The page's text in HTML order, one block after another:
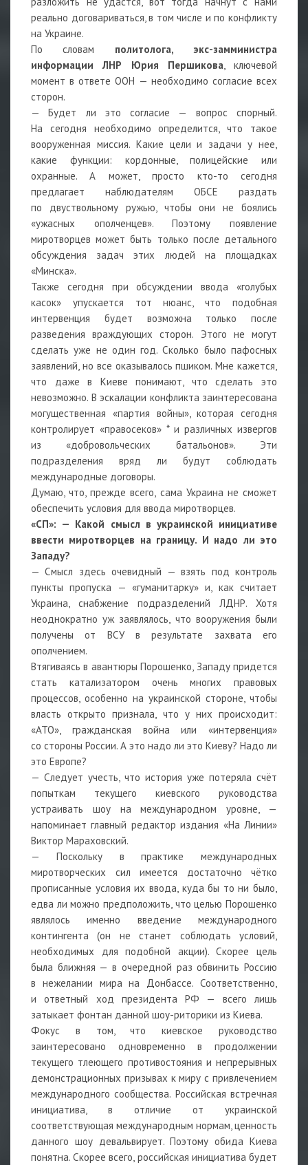
реально договариваться, в том числе и по конфликту
на Украине.
По словам политолога, экс-замминистра
информации ЛНР Юрия Першикова, ключевой
момент в ответе ООН — необходимо согласие всех
сторон.
— Будет ли это согласие — вопрос спорный.
На сегодня необходимо определится, что такое
вооруженная миссия. Какие цели и задачи у нее,
какие функции: кордонные, полицейские или
охранные. А может, просто кто-то сегодня
предлагает наблюдателям ОБСЕ раздать
по двуствольному ружью, чтобы они не боялись
«ужасных ополченцев». Поэтому появление
миротворцев может быть только после детального
обсуждения задач этих людей на площадках
«Минска».
Также сегодня при обсуждении ввода «голубых
касок» упускается тот нюанс, что подобная
интервенция будет возможна только после
разведения враждующих сторон. Этого не могут
сделать уже не один год. Сколько было пафосных
заявлений, но все оказывалось пшиком. Мне кажется,
что даже в Киеве понимают, что сделать это
невозможно. В эскалации конфликта заинтересована
могущественная «партия войны», которая сегодня
контролирует «правосеков» * и различных извергов
из «добровольческих батальонов». Эти
подразделения вряд ли будут соблюдать
международные договоры.
Думаю, что, прежде всего, сама Украина не сможет
обеспечить условия для ввода миротворцев.
«СП»: — Какой смысл в украинской инициативе
ввести миротворцев на границу. И надо ли это
Западу?
— Смысл здесь очевидный — взять под контроль
пункты пропуска — «гуманитарку» и, как считает
Украина, снабжение подразделений ЛДНР. Хотя
неоднократно уж заявлялось, что вооружения были
получены от ВСУ в результате захвата его
ополчением.
Втягиваясь в авантюры Порошенко, Западу придется
стать катализатором очень многих правовых
процессов, особенно на украинской стороне, чтобы
власть открыто признала, что у них происходит:
«АТО», гражданская война или «интервенция»
со стороны России. А это надо ли это Киеву? Надо ли
это Европе?
— Следует учесть, что история уже потеряла счёт
попыткам текущего киевского руководства
устраивать шоу на международном уровне, —
напоминает главный редактор издания «На Линии»
Виктор Мараховский.
— Поскольку в практике международных
миротворческих сил имеется достаточно чётко
прописанные условия их ввода, куда бы то ни было,
едва ли можно предположить, что целью Порошенко
являлось именно введение международного
контингента (он не станет соблюдать условий,
необходимых для подобной акции). Скорее цель
была ближняя — в очередной раз обвинить Россию
в нежелании мира на Донбассе. Соответственно,
и ответный ход президента РФ — всего лишь
затыкает фонтан данной шоу-риторики из Киева.
Фокус в том, что киевское руководство
заинтересовано одновременно в продолжении
текущего тлеющего противостояния и непрерывных
демонстрационных призывах к миру с привлечением
международного сообщества. Российская встречная
инициатива, в отличие от украинской
соответствующая международным нормам, ценность
данного шоу девальвирует. Поэтому обида Киева
понятна. Скорее всего, российская инициатива будет